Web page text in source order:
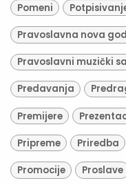
Pomeni
Pravoslavna nova
Pravoslavni muzički
Predavanja
Premijere
Pripreme Priredba
Promocije Proslave